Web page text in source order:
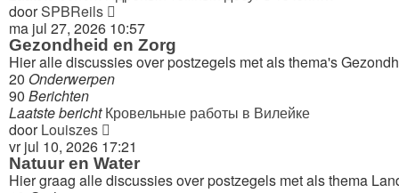
doorSPBReils
laatste
bericht
ma jul 27, 2026 10:57
Gezondheid en Zorg
Hier alle discussies over postzegels met als thema's
20 Onderwerpen
90 Berichten
Laatste bericht Кровельные работы в Вилейке
doorLouiszes
laatste
bericht
vr jul 10, 2026 17:21
Natuur en Water
Hier graag alle discussies over postzegels met als thema